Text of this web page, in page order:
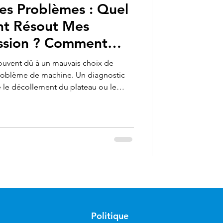
Combo
Problèmes : Quel
Résout Mes
? Comment
3D pour Mon
dû à un mauvais choix de
de machine. Un diagnostic
décollement du plateau ou le
Politique